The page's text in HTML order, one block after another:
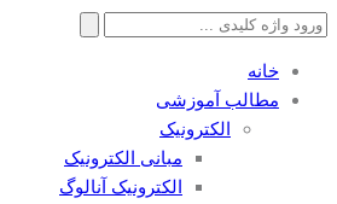
جستجو
خانه
مطالب آموزشی
الکترونیک
مبانی الکترونیک
الکترونیک آنالوگ